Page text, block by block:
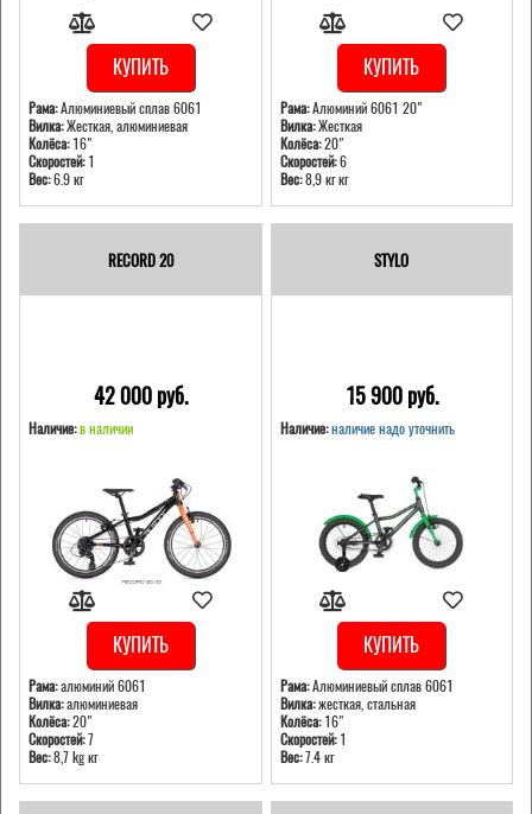
КУПИТЬ
Рама:Алюминиевый сплав 6061
Вилка:Жесткая, алюминиевая
Колёса:16"
Скоростей:1
Вес:6.9 кг
КУПИТЬ
Рама:Алюминий 6061 20"
Вилка:Жесткая
Колёса:20"
Скоростей:6
Вес:8,9 кг кг
RECORD 20
42 000 pуб.
Наличие:в наличии
КУПИТЬ
Рама:алюминий 6061
Вилка:алюминиевая
Колёса:20"
Скоростей:7
Вес:8,7 kg кг
STYLO
15 900 pуб.
Наличие: наличие надо уточнить
КУПИТЬ
Рама:Алюминиевый сплав 6061
Вилка:жесткая, стальная
Колёса:16"
Скоростей:1
Вес:7.4 кг